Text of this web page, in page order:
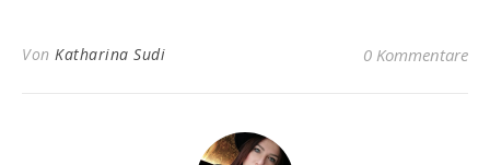
Von Katharina Sudi 0 Kommentare